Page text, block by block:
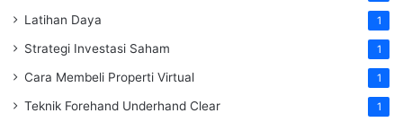
Latihan Daya 1
Strategi Investasi Saham 1
Cara Membeli Properti Virtual 1
Teknik Forehand Underhand Clear 1